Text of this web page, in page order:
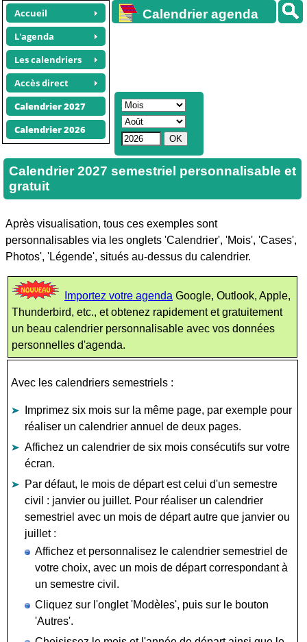
Accueil
L'agenda
Les calendriers
Accès direct
Calendrier 2027
Calendrier 2026
Calendrier agenda
Calendrier 2027 semestriel personnalisable et
gratuit
Après visualisation, tous ces exemples sont
personnalisables via les onglets 'Calendrier', 'Mois', 'Cases',
Photos', 'Légende', situés au-dessus du calendrier.
Importez votre agenda Google, Outlook, Apple,
Thunderbird, etc., et obtenez rapidement et gratuitement
un beau calendrier personnalisable avec vos données
personnelles d'agenda.
Avec les calendriers semestriels :
Imprimez six mois sur la même page, par exemple pour
réaliser un calendrier annuel de deux pages.
Affichez un calendrier de six mois consécutifs sur votre
écran.
Par défaut, le mois de départ est celui d'un semestre
civil : janvier ou juillet. Pour réaliser un calendrier
semestriel avec un mois de départ autre que janvier ou
juillet :
Affichez et personnalisez le calendrier semestriel de
votre choix, avec un mois de départ correspondant à
un semestre civil.
Cliquez sur l'onglet 'Modèles', puis sur le bouton
'Autres'.